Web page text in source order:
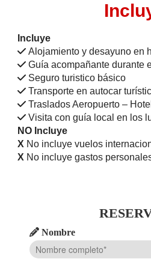
Incluye
Alojamiento y desayuno en
Guía acompañante durante
Seguro turistico básico
Transporte en autocar
Traslados Aeropuerto –
Visita con guía local en los
NO Incluye
X No incluye vuelos
X No incluye gastos
Nombre